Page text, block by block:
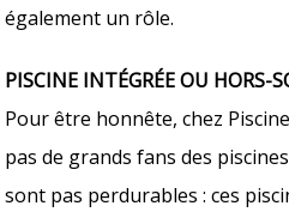
également un rôle.
PISCINE INTÉGRÉE OU HORS-
Pour être honnête, chez
pas de grands fans des
sont pas perdurables : ces